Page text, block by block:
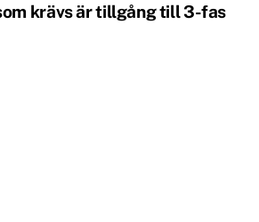
krävs är tillgång till 3-fas